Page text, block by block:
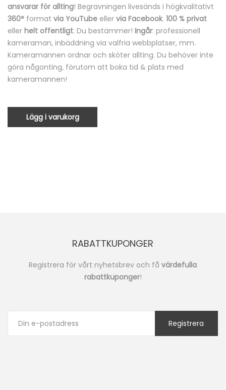
ansvarar för allting! Begravningen livesänds i högkvalitativt
360° format via YouTube eller via Facebook. 100 % privat
eller helt offentligt. Du bestämmer! Ingår: professionell
kameraman, inbäddning via valfria webbplatser, mm.
Kameramannen ordnar och sköter allting. Du behöver inte
göra någonting, förutom att boka tid & plats med
kameramannen!
Lägg i varukorg
RABATTKUPONGER
Registrera för vårt nyhetsbrev och få värdefulla
rabattkuponger!